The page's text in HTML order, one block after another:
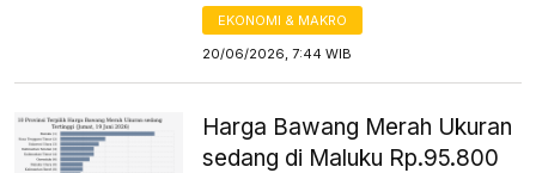
EKONOMI & MAKRO
20/06/2026, 7:44 WIB
Harga Bawang Merah Ukuran
sedang di Maluku Rp.95.800